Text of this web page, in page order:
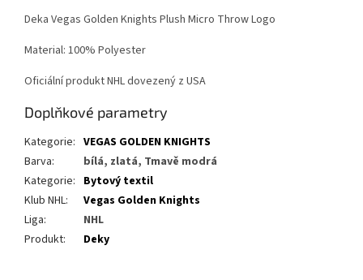
Deka Vegas Golden Knights Plush Micro Throw Logo
Material: 100% Polyester
Oficiální produkt NHL dovezený z USA
Doplňkové parametry
Kategorie: VEGAS GOLDEN KNIGHTS
Barva:
bílá, zlatá, Tmavě modrá
Kategorie: Bytový textil
Klub NHL:
Vegas Golden Knights
Liga:
NHL
Produkt: Deky